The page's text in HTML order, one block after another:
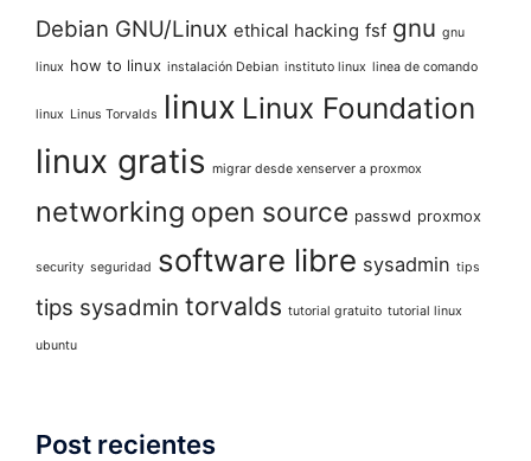
Debian GNU/Linux ethical hacking fsf gnu gnu
linux how to linux instalación Debian instituto linux linea de comando
linux Linus Torvalds linux Linux Foundation
linux gratis migrar desde xenserver a proxmox
networking open source passwd proxmox
security seguridad software libre sysadmin tips
tips sysadmin torvalds tutorial gratuito tutorial linux
ubuntu
Post recientes